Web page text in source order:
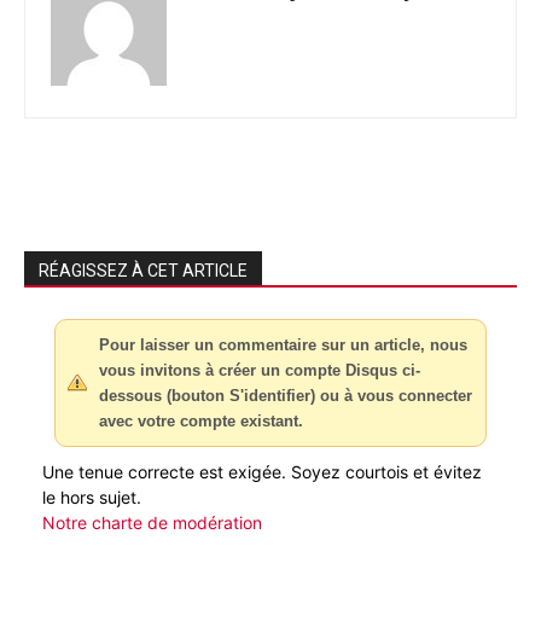
RÉAGISSEZ À CET ARTICLE
Pour laisser un commentaire sur un article, nous
vous invitons à créer un compte Disqus ci-
dessous (bouton S'identifier) ou à vous connecter
avec votre compte existant.
Une tenue correcte est exigée. Soyez courtois et évitez
le hors sujet.
Notre charte de modération